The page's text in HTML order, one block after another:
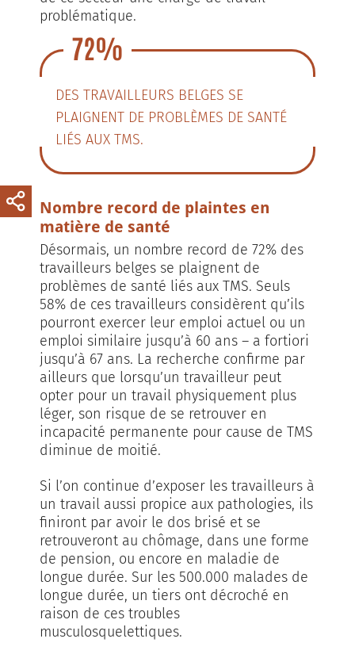
problématique.
72%
DES TRAVAILLEURS BELGES SE
PLAIGNENT DE PROBLÈMES DE SANTÉ
LIÉS AUX TMS.
Nombre record de plaintes en
matière de santé
Désormais, un nombre record de 72% des
travailleurs belges se plaignent de
problèmes de santé liés aux TMS. Seuls
58% de ces travailleurs considèrent qu’ils
pourront exercer leur emploi actuel ou un
emploi similaire jusqu’à 60 ans – a fortiori
jusqu’à 67 ans. La recherche confirme par
ailleurs que lorsqu’un travailleur peut
opter pour un travail physiquement plus
léger, son risque de se retrouver en
incapacité permanente pour cause de TMS
diminue de moitié.
Si l’on continue d’exposer les travailleurs à
un travail aussi propice aux pathologies, ils
finiront par avoir le dos brisé et se
retrouveront au chômage, dans une forme
de pension, ou encore en maladie de
longue durée. Sur les 500.000 malades de
longue durée, un tiers ont décroché en
raison de ces troubles
musculosquelettiques.